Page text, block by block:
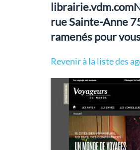
rue Sainte-Anne
ramenés pour
Revenir à la liste des